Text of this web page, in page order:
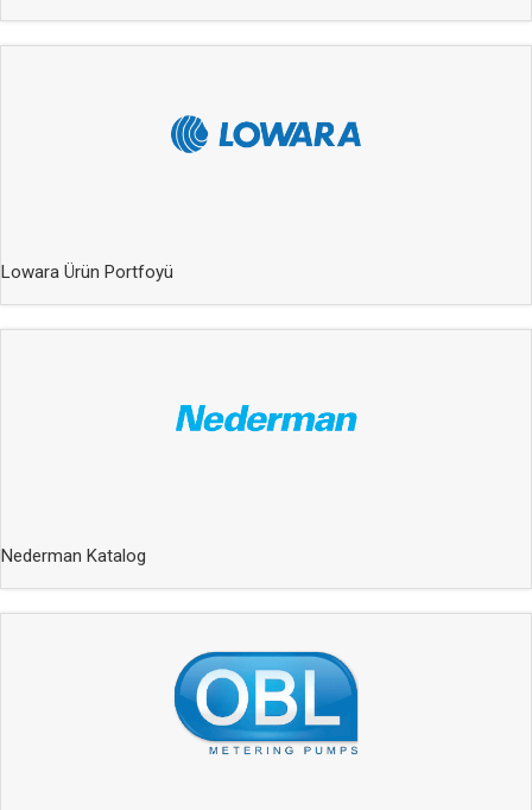
Lowara Ürün Portfoyü
Nederman Katalog